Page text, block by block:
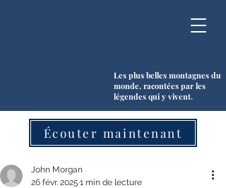
Les plus belles montagnes du
monde, racontées par les
légendes qui y vivent.
Écouter maintenant
John Morgan
26 févr. 2025 1 min de lecture